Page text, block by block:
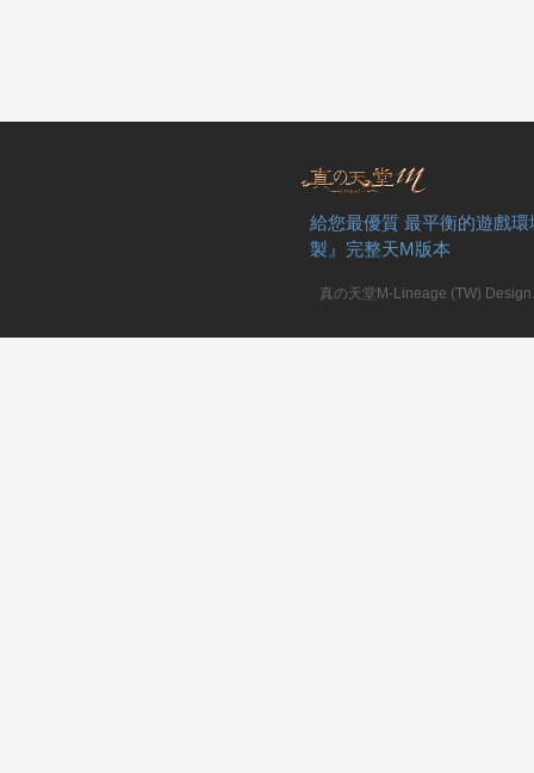
給您最優質 最平衡的遊戲
製』完整天M版本
真の天堂M-Lineage (TW)